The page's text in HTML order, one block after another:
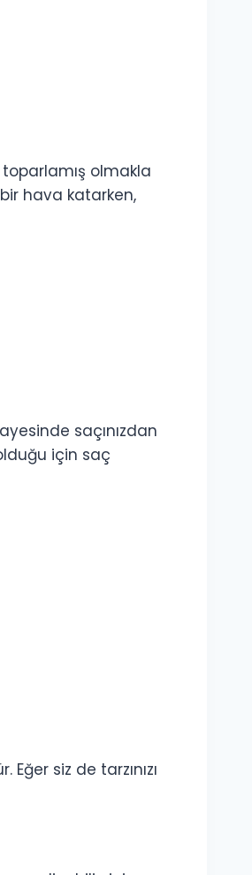
toparlamış olmakla
bir hava katarken,
saçınızdan
için saç
siz de tarzınızı